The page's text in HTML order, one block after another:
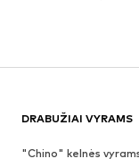
DRABUŽIAI VYRAMS
"Chino" kelnės